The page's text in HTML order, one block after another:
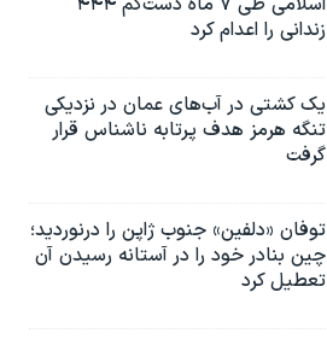
زندانی را اعدام کرد
یک کشتی در آب‌های عمان در نزدیکی
تنگه هرمز هدف پرتابه ناشناس قرار
گرفت
توفان «دلفین» جنوب ژاپن را درنوردید؛
چین بنادر خود را در آستانه رسیدن آن
تعطیل کرد